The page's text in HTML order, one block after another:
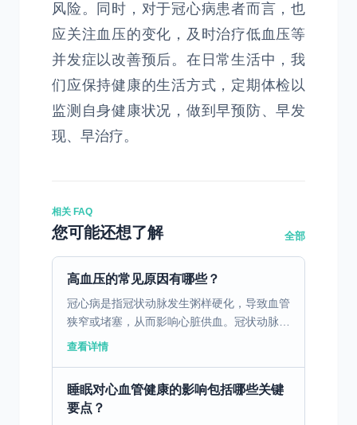
风险。同时，对于冠心病患者而言，也
应关注血压的变化，及时治疗低血压等
并发症以改善预后。在日常生活中，我
们应保持健康的生活方式，定期体检以
监测自身健康状况，做到早预防、早发
现、早治疗。
相关 FAQ
您可能还想了解 全部
高血压的常见原因有哪些？
冠心病是指冠状动脉发生粥样硬化，导致血管
狭窄或堵塞，从而影响心脏供血。冠状动脉可
以比作心脏的‘河道’，正常情况下，血液如河
查看详情
睡眠对心血管健康的影响包括哪些关键
要点？